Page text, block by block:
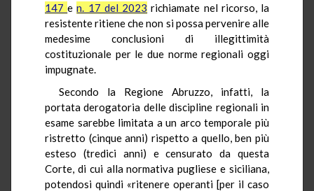
147en. 17 del 2023 richiamate nel ricorso, la
resistente ritiene che non si possa pervenire alle
medesime conclusioni di illegittimità
costituzionale per le due norme regionali oggi
impugnate.
Secondo la Regione Abruzzo, infatti, la
portata derogatoria delle discipline regionali in
esame sarebbe limitata a un arco temporale più
ristretto (cinque anni) rispetto a quello, ben più
esteso (tredici anni) e censurato da questa
Corte, di cui alla normativa pugliese e siciliana,
potendosi quindi «ritenere operanti [per il caso